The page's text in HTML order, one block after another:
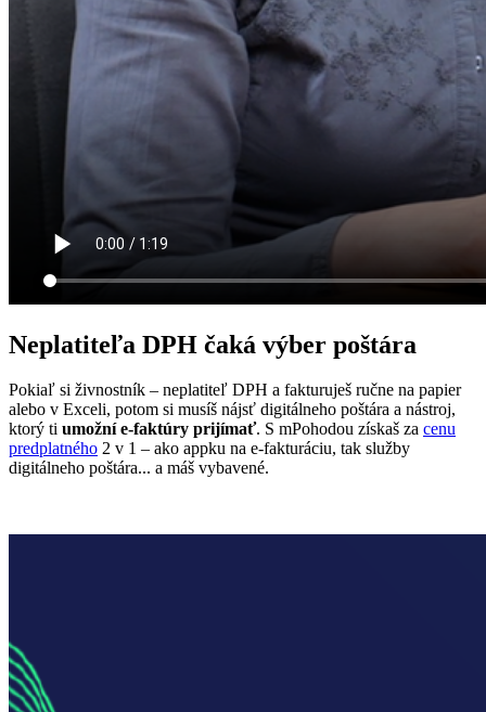
Neplatiteľa DPH čaká výber poštára
Pokiaľ si živnostník – neplatiteľ DPH a fakturuješ ručne na papier
alebo v Exceli, potom si musíš nájsť digitálneho poštára a nástroj,
ktorý ti umožní e‑faktúry prijímať. S mPohodou získaš za cenu
predplatného 2 v 1 – ako appku na e‑fakturáciu, tak služby
digitálneho poštára... a máš vybavené.